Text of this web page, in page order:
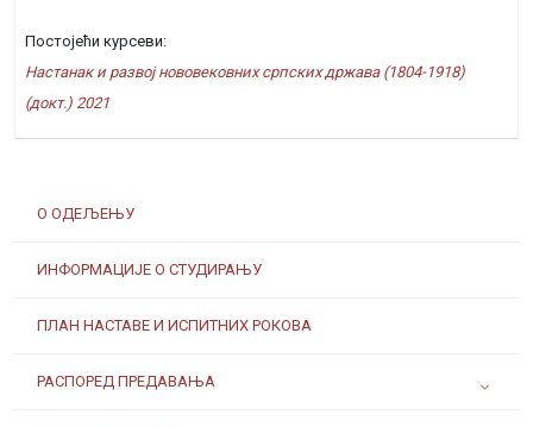
О ОДЕЉЕЊУ
ИНФОРМАЦИЈЕ О СТУДИРАЊУ
ПЛАН НАСТАВЕ И ИСПИТНИХ РОКОВА
РАСПОРЕД ПРЕДАВАЊА
Постојећи курсеви:
Настанак и развој нововековних српских држава (1804-1918)
(докт.) 2021